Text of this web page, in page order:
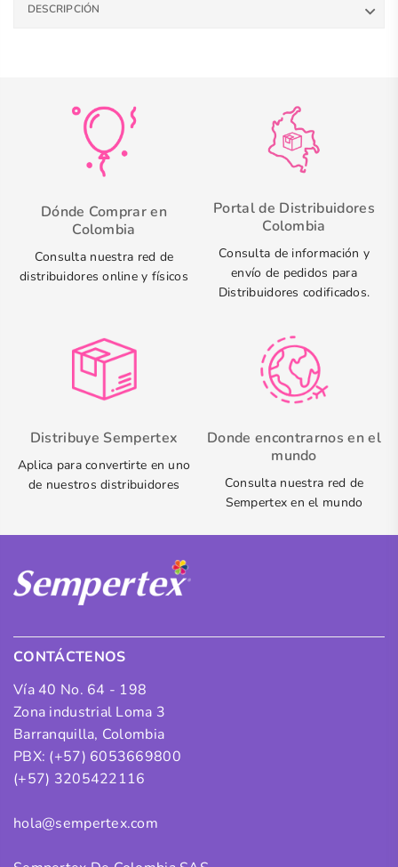
DESCRIPCIÓN
Dónde Comprar en
Colombia
Consulta nuestra red de
distribuidores online y físicos
Portal de Distribuidores
Colombia
Consulta de información y
envío de pedidos para
Distribuidores codificados.
Distribuye Sempertex
Aplica para convertirte en uno
de nuestros distribuidores
Donde encontrarnos en el
mundo
Consulta nuestra red de
Sempertex en el mundo
CONTÁCTENOS
Vía 40 No. 64 - 198
Zona industrial Loma 3
Barranquilla, Colombia
PBX: (+57) 6053669800
(+57) 3205422116
hola@sempertex.com